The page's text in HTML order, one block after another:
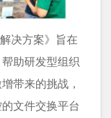
决方案》旨在
助研发型组织
带来的挑战，
文件交换平台